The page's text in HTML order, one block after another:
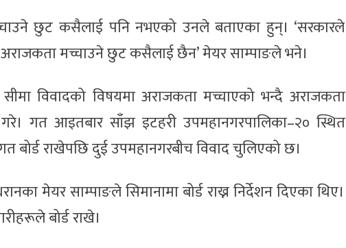
छुट कसैलाई पनि नभएको उनले बताएका हुन्। ‘सरकारले
मच्चाउने छुट कसैलाई छैन’ मेयर साम्पाङले भने।
विवादको विषयमा अराजकता मच्चाएको भन्दै अराजकता
गत आइतबार साँझ इटहरी उपमहानगरपालिका–२० स्थित
बोर्ड राखेपछि दुई उपमहानगरबीच विवाद चुलिएको छ।
मेयर साम्पाङले सिमानामा बोर्ड राख्न निर्देशन दिएका थिए।
बोर्ड राखे।